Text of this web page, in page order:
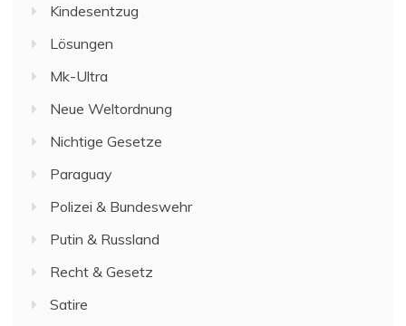
Kindesentzug
Lösungen
Mk-Ultra
Neue Weltordnung
Nichtige Gesetze
Paraguay
Polizei & Bundeswehr
Putin & Russland
Recht & Gesetz
Satire